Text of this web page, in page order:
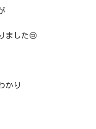
ました😢
かり